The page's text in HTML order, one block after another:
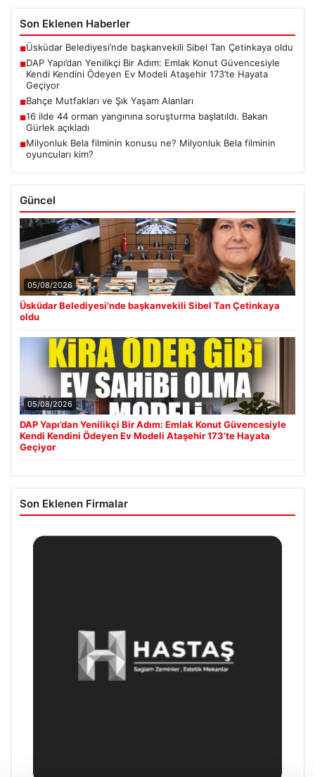
Son Eklenen Haberler
■Üsküdar Belediyesi’nde başkanvekili Sibel Tan Çetinkaya oldu
■DAP Yapı’dan Yenilikçi Bir Adım: Emlak Konut Güvencesiyle
Kendi Kendini Ödeyen Ev Modeli Ataşehir 173’te Hayata
Geçiyor
■Bahçe Mutfakları ve Şık Yaşam Alanları
■16 ilde 44 orman yangınına soruşturma başlatıldı. Bakan
Gürlek açıkladı
■Milyonluk Bela filminin konusu ne? Milyonluk Bela filminin
oyuncuları kim?
Güncel
05/08/2026
Üsküdar Belediyesi’nde başkanvekili Sibel Tan Çetinkaya
oldu
05/08/2026
DAP Yapı’dan Yenilikçi Bir Adım: Emlak Konut Güvencesiyle
Kendi Kendini Ödeyen Ev Modeli Ataşehir 173’te Hayata
Geçiyor
Son Eklenen Firmalar